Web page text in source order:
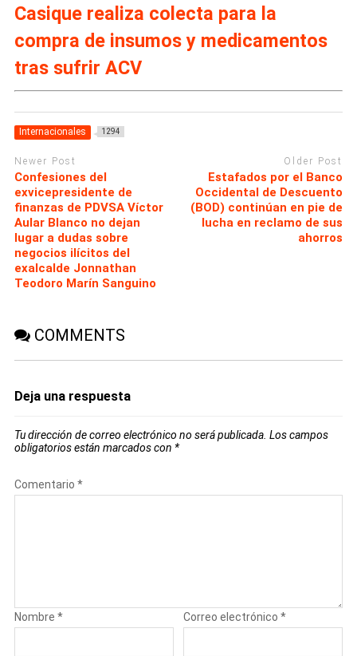
Casique realiza colecta para la
compra de insumos y medicamentos
tras sufrir ACV
Internacionales 1294
Newer Post
Confesiones del
exvicepresidente de
finanzas de PDVSA Víctor
Aular Blanco no dejan
lugar a dudas sobre
negocios ilícitos del
exalcalde Jonnathan
Teodoro Marín Sanguino
Older Post
Estafados por el Banco
Occidental de Descuento
(BOD) continúan en pie de
lucha en reclamo de sus
ahorros
COMMENTS
Deja una respuesta
Tu dirección de correo electrónico no será publicada. Los campos
obligatorios están marcados con *
Comentario *
Nombre * Correo electrónico*